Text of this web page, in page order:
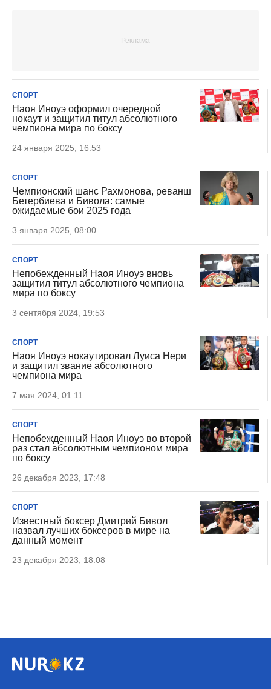
СПОРТ
Наоя Иноуэ оформил очередной
нокаут и защитил титул абсолютного
чемпиона мира по боксу
24 января 2025, 16:53
СПОРТ
Чемпионский шанс Рахмонова, реванш
Бетербиева и Бивола: самые
ожидаемые бои 2025 года
3 января 2025, 08:00
СПОРТ
Непобежденный Наоя Иноуэ вновь
защитил титул абсолютного чемпиона
мира по боксу
3 сентября 2024, 19:53
СПОРТ
Наоя Иноуэ нокаутировал Луиса Нери
и защитил звание абсолютного
чемпиона мира
7 мая 2024, 01:11
СПОРТ
Непобежденный Наоя Иноуэ во второй
раз стал абсолютным чемпионом мира
по боксу
26 декабря 2023, 17:48
СПОРТ
Известный боксер Дмитрий Бивол
назвал лучших боксеров в мире на
данный момент
23 декабря 2023, 18:08